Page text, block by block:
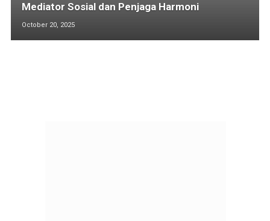
Mediator Sosial dan Penjaga Harmoni
October 20, 2025